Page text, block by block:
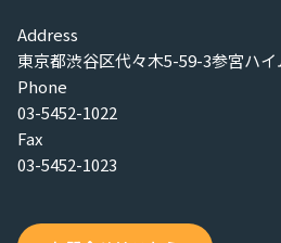
Address
東京都渋谷区代々木5-59-3参宮ハイ
Phone
03-5452-1022
Fax
03-5452-1023